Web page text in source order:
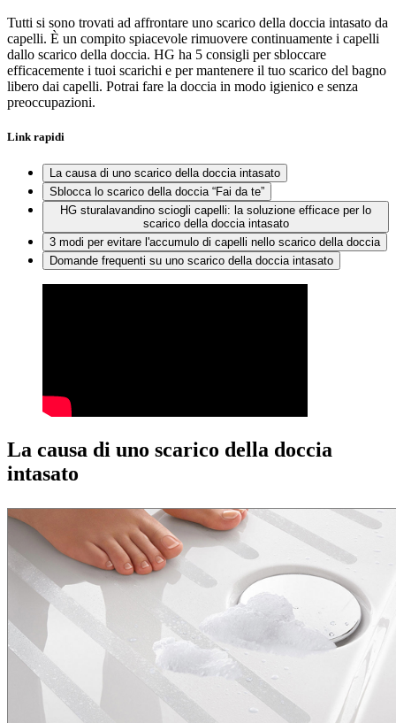
Tutti si sono trovati ad affrontare uno scarico della doccia intasato da
capelli. È un compito spiacevole rimuovere continuamente i capelli
dallo scarico della doccia. HG ha 5 consigli per sbloccare
efficacemente i tuoi scarichi e per mantenere il tuo scarico del bagno
libero dai capelli. Potrai fare la doccia in modo igienico e senza
preoccupazioni.
Link rapidi
La causa di uno scarico della doccia intasato
Sblocca lo scarico della doccia “Fai da te”
HG sturalavandino sciogli capelli: la soluzione efficace per lo
scarico della doccia intasato
3 modi per evitare l'accumulo di capelli nello scarico della doccia
Domande frequenti su uno scarico della doccia intasato
La causa di uno scarico della doccia
intasato